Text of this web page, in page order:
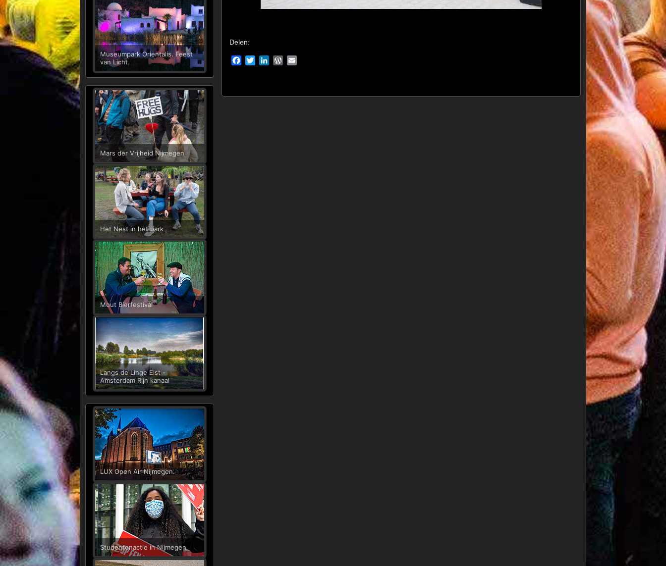
Delen:
Facebook
TwitterLinkedInWordPress
Museumpark Orientalis. Feest
van Licht.
Mars der Vrijheid Nijmegen
Het Nest in het park
Mout Bierfestival
Langs de Linge Elst -
Amsterdam Rijn kanaal
LUX Open Air Nijmegen.
Studentenactie in Nijmegen